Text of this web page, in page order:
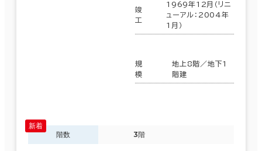
竣
工
1969年12月（リニ
ューアル：2004年
1月）
規
模
地上8階／地下1
階建
階数 3階